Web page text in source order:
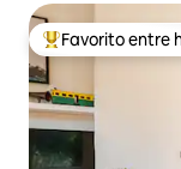
Favorito entre
Favorito entre